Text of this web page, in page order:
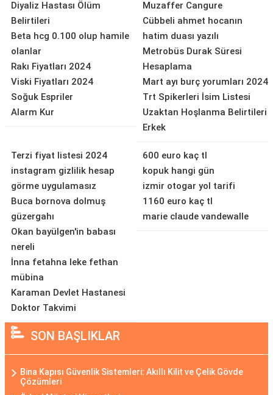
Diyaliz Hastası Ölüm
Belirtileri
Beta hcg 0.100 olup hamile
olanlar
Rakı Fiyatları 2024
Viski Fiyatları 2024
Soğuk Espriler
Alarm Kur
Muzaffer Cangure
Cübbeli ahmet hocanın
hatim duası yazılı
Metrobüs Durak Süresi
Hesaplama
Mart ayı burç yorumları 2024
Trt Spikerleri İsim Listesi
Uzaktan Hoşlanma Belirtileri
Erkek
Terzi fiyat listesi 2024
instagram gizlilik hesap
görme uygulamasız
Buca bornova dolmuş
güzergahı
Okan bayülgen'in babası
nereli
İnna fetahna leke fethan
mübina
Karaman Devlet Hastanesi
Doktor Takvimi
600 euro kaç tl
kopuk hangi gün
izmir otogar yol tarifi
1160 euro kaç tl
marie claude vandewalle
SON BAŞLIKLAR
Bina Kapısı Güvenlik Sistemleri: Akıllı Kilit ve Çelik Gövde
Çözümleri